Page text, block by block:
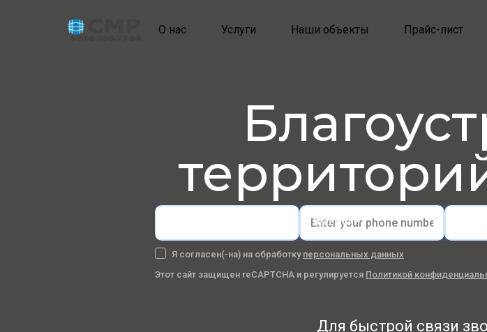
О нас Услуги Наши объекты Прайс-лист
Телефон *
Я согласен(-на) на обработку персональных данных
Этот сайт защищен reCAPTCHA и регулируется Политикой
Для быстрой связи